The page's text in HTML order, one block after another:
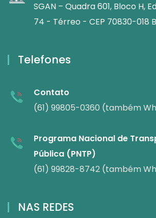
SGAN – Quadra 601, Bloco H,
74 - Térreo - CEP 70830-018
Telefones
Contato
(61) 99805-0360 (também
Programa Nacional de
Pública (PNTP)
(61) 99828-8742 (também
NAS REDES